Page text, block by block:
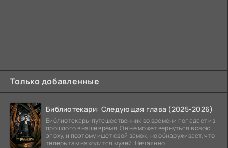
Только добавленные
Библиотекари: Следующая глава (2025-2026)
Библиотекарь-путешественник во времени попадает из
прошлого в наше время. Он не может вернуться в свою
эпоху, и поэтому ищет свой замок, но обнаруживает, что
теперь там находится музей. Нечаянно